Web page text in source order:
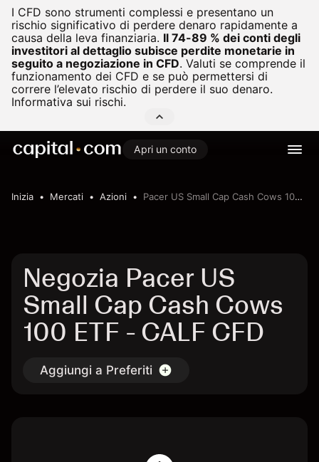
I CFD sono strumenti complessi e presentano un
rischio significativo di perdere denaro rapidamente a
causa della leva finanziaria. Il 74-89 % dei conti degli
investitori al dettaglio subisce perdite monetarie in
seguito a negoziazione in CFD. Valuti se comprende il
funzionamento dei CFD e se può permettersi di
correre l’elevato rischio di perdere il suo denaro.
Informativa sui rischi.
Apri un conto
Inizia Mercati Azioni Pacer US Small Cap Cash Cows 100 ETF
Negozia Pacer US
Small Cap Cash Cows
100 ETF - CALF CFD
Aggiungi a Preferiti